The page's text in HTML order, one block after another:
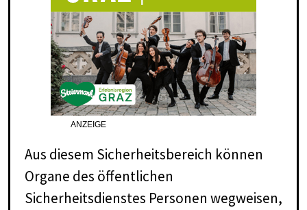
ANZEIGE
Aus diesem Sicherheitsbereich können
Organe des öffentlichen
Sicherheitsdienstes Personen wegweisen,